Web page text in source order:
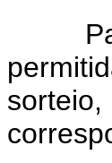
sorteio,